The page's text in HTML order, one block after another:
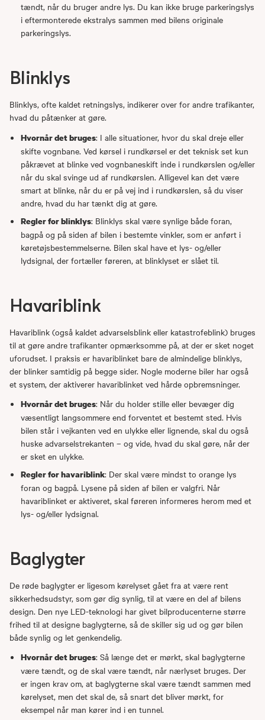
tændt, når du bruger andre lys. Du kan ikke bruge parkeringslys
i eftermonterede ekstralys sammen med bilens originale
parkeringslys.
Blinklys
Blinklys, ofte kaldet retningslys, indikerer over for andre trafikanter,
hvad du påtænker at gøre.
Hvornår det bruges: I alle situationer, hvor du skal dreje eller
skifte vognbane. Ved kørsel i rundkørsel er det teknisk set kun
påkrævet at blinke ved vognbaneskift inde i rundkørslen og/eller
når du skal svinge ud af rundkørslen. Alligevel kan det være
smart at blinke, når du er på vej ind i rundkørslen, så du viser
andre, hvad du har tænkt dig at gøre.
Regler for blinklys: Blinklys skal være synlige både foran,
bagpå og på siden af bilen i bestemte vinkler, som er anført i
køretøjsbestemmelserne. Bilen skal have et lys- og/eller
lydsignal, der fortæller føreren, at blinklyset er slået til.
Havariblink
Havariblink (også kaldet advarselsblink eller katastrofeblink) bruges
til at gøre andre trafikanter opmærksomme på, at der er sket noget
uforudset. I praksis er havariblinket bare de almindelige blinklys,
der blinker samtidig på begge sider. Nogle moderne biler har også
et system, der aktiverer havariblinket ved hårde opbremsninger.
Hvornår det bruges: Når du holder stille eller bevæger dig
væsentligt langsommere end forventet et bestemt sted. Hvis
bilen står i vejkanten ved en ulykke eller lignende, skal du også
huske advarselstrekanten – og vide, hvad du skal gøre, når der
er sket en ulykke.
Regler for havariblink: Der skal være mindst to orange lys
foran og bagpå. Lysene på siden af bilen er valgfri. Når
havariblinket er aktiveret, skal føreren informeres herom med et
lys- og/eller lydsignal.
Baglygter
De røde baglygter er ligesom kørelyset gået fra at være rent
sikkerhedsudstyr, som gør dig synlig, til at være en del af bilens
design. Den nye LED-teknologi har givet bilproducenterne større
frihed til at designe baglygterne, så de skiller sig ud og gør bilen
både synlig og let genkendelig.
Hvornår det bruges: Så længe det er mørkt, skal baglygterne
være tændt, og de skal være tændt, når nærlyset bruges. Der
er ingen krav om, at baglygterne skal være tændt sammen med
kørelyset, men det skal de, så snart det bliver mørkt, for
eksempel når man kører ind i en tunnel.